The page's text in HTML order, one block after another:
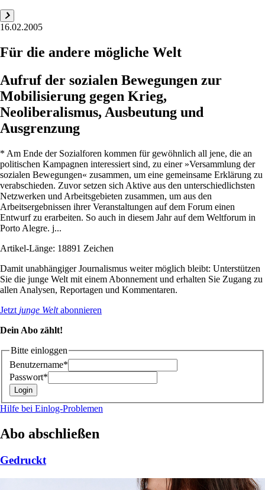
16.02.2005
Für die andere mögliche Welt
Aufruf der sozialen Bewegungen zur
Mobilisierung gegen Krieg,
Neoliberalismus, Ausbeutung und
Ausgrenzung
* Am Ende der Sozialforen kommen für gewöhnlich all jene, die an
politischen Kampagnen interessiert sind, zu einer »Versammlung der
sozialen Bewegungen« zusammen, um eine gemeinsame Erklärung zu
verabschieden. Zuvor setzen sich Aktive aus den unterschiedlichsten
Netzwerken und Arbeitsgebieten zusammen, um aus den
Arbeitsergebnissen ihrer Veranstaltungen auf dem Forum einen
Entwurf zu erarbeiten. So auch in diesem Jahr auf dem Weltforum in
Porto Alegre. j...
Artikel-Länge: 18891 Zeichen
Damit unabhängiger Journalismus weiter möglich bleibt: Unterstützen
Sie die junge Welt mit einem Abonnement und erhalten Sie Zugang zu
allen Analysen, Reportagen und Kommentaren.
Jetzt junge Weltabonnieren
Dein Abo zählt!
Bitte einloggen
Benutzername*
Passwort*
Hilfe bei Einlog-Problemen
Abo abschließen
Gedruckt